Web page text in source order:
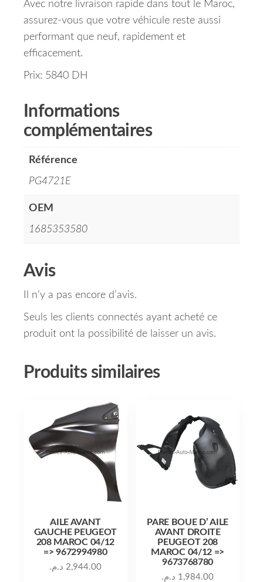
Avec notre livraison rapide dans tout le Maroc,
assurez-vous que votre véhicule reste aussi
performant que neuf, rapidement et
efficacement.
Prix: 5840 DH
Informations
complémentaires
Référence
PG4721E
OEM
1685353580
Avis
Il n’y a pas encore d’avis.
Seuls les clients connectés ayant acheté ce
produit ont la possibilité de laisser un avis.
Produits similaires
AILE AVANT
GAUCHE PEUGEOT
208 MAROC 04/12
=> 9672994980
2,944.00 د.م.
PARE BOUE D’ AILE
AVANT DROITE
PEUGEOT 208
MAROC 04/12 =>
9673768780
1,984.00 د.م.